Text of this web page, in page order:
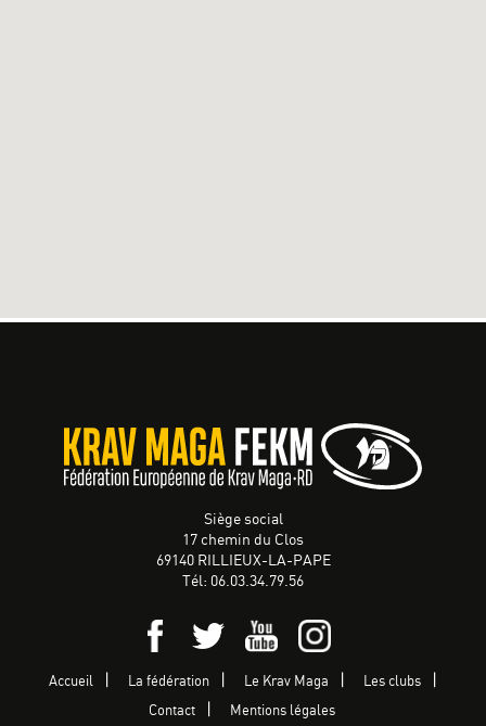
Siège social
17 chemin du Clos
69140 RILLIEUX-LA-PAPE
Tél: 06.03.34.79.56
Accueil La fédération Le Krav Maga Les clubs
Contact Mentions légales